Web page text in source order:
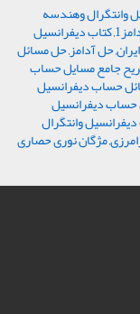
وانتگرال وهندسه
,کتاب دیفرانسیل
,حل آدامز,حل مسائل
جامع مسایل حساب
حساب دیفرانسیل
دیفرانسیل
وانتگرال
,مژگان نوری حصاری